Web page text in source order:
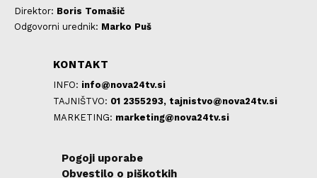
Direktor: Boris Tomašič
Odgovorni urednik: Marko Puš
KONTAKT
INFO: info@nova24tv.si
TAJNIŠTVO: 01 2355293, tajnistvo@nova24tv.si
MARKETING: marketing@nova24tv.si
Pogoji uporabe
Obvestilo o piškotkih